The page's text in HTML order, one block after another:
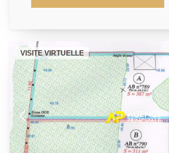
familiale d'environ 81m2 avec son
aménagée et équipée, sublime
beau parquet en chênes avec une
donnant accès à une 1er chambre
permettant l'accès à l'étage, une
A l'étage : un pallier pouvant servir
dressing donnant accès à une
mansardée. Un sous-sol semi enterré avec une
chambre et un bureau/un dressing. Côté extérieur :
un agréable jardin sans vis à vis
VISITE VIRTUELLE